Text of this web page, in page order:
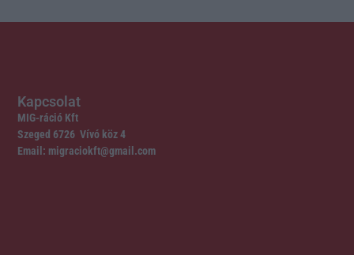
Kapcsolat
MIG-ráció Kft
Szeged 6726 Vívó köz 4
Email: migraciokft@gmail.com